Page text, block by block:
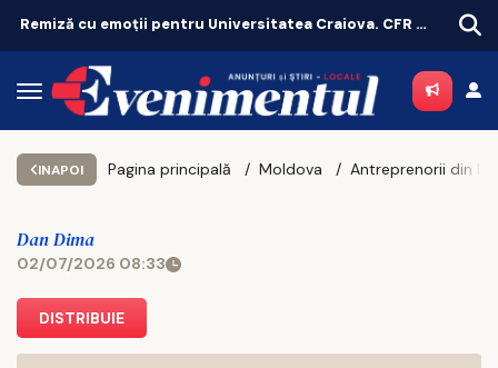
Remiză cu emoții pentru Universitatea Craiova. CFR Cluij, distrusă în Gruia!
INAPOI Pagina principală Moldova
Dan Dima
02/07/2026 08:33
DISTRIBUIE